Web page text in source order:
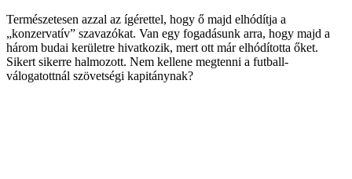
Természetesen azzal az ígérettel, hogy ő majd elhódítja a
„konzervatív” szavazókat. Van egy fogadásunk arra, hogy majd a
három budai kerületre hivatkozik, mert ott már elhódította őket.
Sikert sikerre halmozott. Nem kellene megtenni a futball-
válogatottnál szövetségi kapitánynak?